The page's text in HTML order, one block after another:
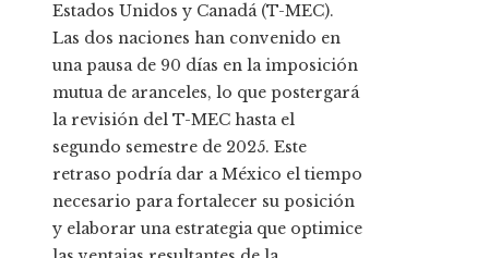
Estados Unidos y Canadá (T-MEC).
Las dos naciones han convenido en
una pausa de 90 días en la imposición
mutua de aranceles, lo que postergará
la revisión del T-MEC hasta el
segundo semestre de 2025. Este
retraso podría dar a México el tiempo
necesario para fortalecer su posición
y elaborar una estrategia que optimice